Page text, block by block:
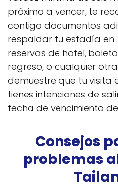
próximo a vencer, te
contigo documentos
respaldar tu estadía en
reservas de hotel,
regreso, o cualquier
demuestre que tu visita
tienes intenciones de
fecha de vencimiento
Consejos
problemas